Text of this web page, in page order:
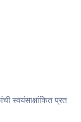
स्वयंसाक्षांकित प्रत